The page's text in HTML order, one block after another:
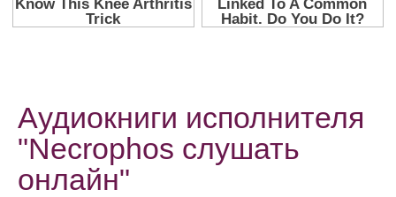
Аудиокниги исполнителя
"Necrophos слушать
онлайн"